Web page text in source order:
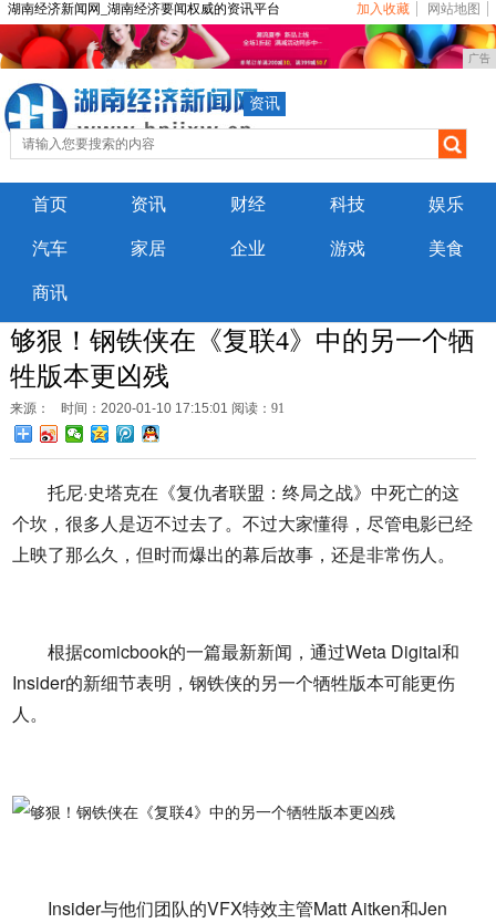
湖南经济新闻网_湖南经济要闻权威的资讯平台 加入收藏 网站地图
广告
资讯
首页 资讯 财经 科技 娱乐
汽车 家居 企业 游戏 美食
商讯
够狠！钢铁侠在《复联4》中的另一个牺
牲版本更凶残
来源： 时间：2020-01-10 17:15:01 阅读：91
托尼·史塔克在《复仇者联盟：终局之战》中死亡的这
个坎，很多人是迈不过去了。不过大家懂得，尽管电影已经
上映了那么久，但时而爆出的幕后故事，还是非常伤人。
根据comicbook的一篇最新新闻，通过Weta Digital和
Insider的新细节表明，钢铁侠的另一个牺牲版本可能更伤
人。
Insider与他们团队的VFX特效主管Matt Aitken和Jen